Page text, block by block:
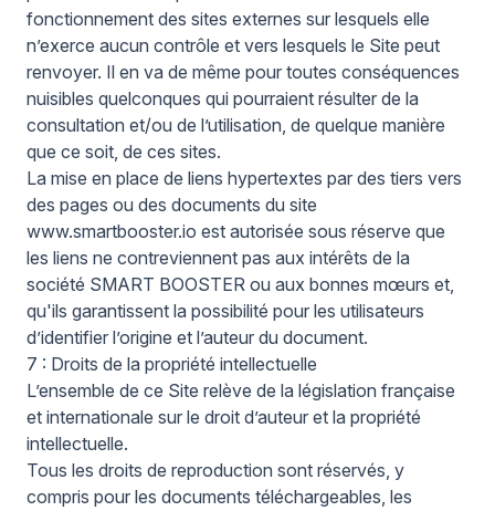
fonctionnement des sites externes sur lesquels elle
n’exerce aucun contrôle et vers lesquels le Site peut
renvoyer. Il en va de même pour toutes conséquences
nuisibles quelconques qui pourraient résulter de la
consultation et/ou de l’utilisation, de quelque manière
que ce soit, de ces sites.
La mise en place de liens hypertextes par des tiers vers
des pages ou des documents du site
www.smartbooster.io est autorisée sous réserve que
les liens ne contreviennent pas aux intérêts de la
société SMART BOOSTER ou aux bonnes mœurs et,
qu'ils garantissent la possibilité pour les utilisateurs
d’identifier l’origine et l’auteur du document.
7 : Droits de la propriété intellectuelle
L’ensemble de ce Site relève de la législation française
et internationale sur le droit d’auteur et la propriété
intellectuelle.
Tous les droits de reproduction sont réservés, y
compris pour les documents téléchargeables, les